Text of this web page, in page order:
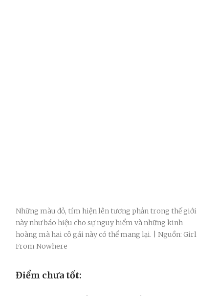
Những màu đỏ, tím hiện lên tương phản trong thế giới
này như báo hiệu cho sự nguy hiểm và những kinh
hoàng mà hai cô gái này có thể mang lại. | Nguồn: Girl
From Nowhere
Điểm chưa tốt: